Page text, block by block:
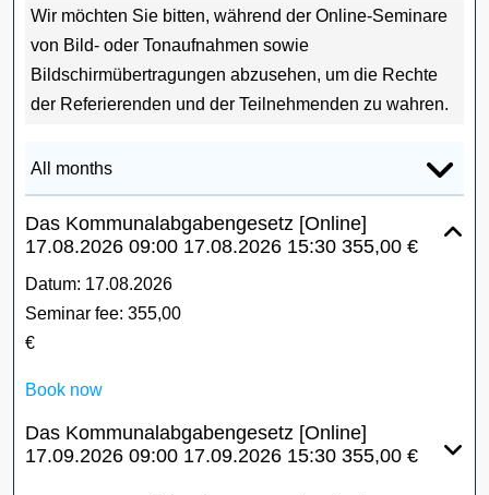
Wir möchten Sie bitten, während der Online-Seminare
von Bild- oder Tonaufnahmen sowie
Bildschirmübertragungen abzusehen, um die Rechte
der Referierenden und der Teilnehmenden zu wahren.
Das Kommunalabgabengesetz [Online]
17.08.2026 09:00 17.08.2026 15:30 355,00 €
Datum: 17.08.2026
Seminar fee: 355,00
€
Book now
Das Kommunalabgabengesetz [Online]
17.09.2026 09:00 17.09.2026 15:30 355,00 €